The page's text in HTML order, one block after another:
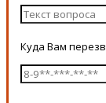
Куда Вам